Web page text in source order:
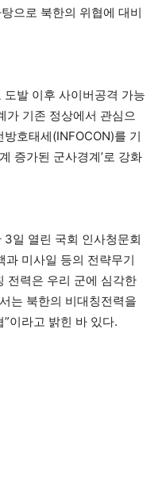
으로 북한의 위협에 대비
발 이후 사이버공격 가능
가 기존 정상에서 관심으
호태세(INFOCON)를 기
증가된 군사경계’로 강화
일 열린 국회 인사청문회
과 미사일 등의 전략무기
전력은 우리 군에 심각한
는 북한의 비대칭전력을
이라고 밝힌 바 있다.